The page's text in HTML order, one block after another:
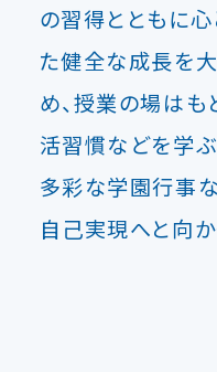
の習得とともに
た健全な成長を大
め、授業の場は
活習慣などを学
多彩な学園行事
自己実現へと向か